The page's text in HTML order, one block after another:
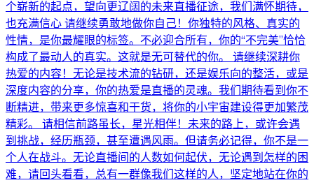
个崭新的起点，望向更辽阔的未来直播征途，我们满怀期待，
也充满信心 请继续勇敢地做你自己！你独特的风格、真实的
性情，是你最耀眼的标签。不必迎合所有，你的“不完美”恰恰
构成了最动人的真实。这就是无可替代的你。 请继续深耕你
热爱的内容！无论是技术流的钻研，还是娱乐向的整活，或是
深度内容的分享，你的热爱是直播的灵魂。我们期待看到你不
断精进，带来更多惊喜和干货，将你的小宇宙建设得更加繁茂
精彩。 请相信前路虽长，星光相伴！未来的路上，或许会遇
到挑战，经历瓶颈，甚至遭遇风雨。但请务必记得，你不是一
个人在战斗。无论直播间的人数如何起伏，无论遇到怎样的困
难，请回头看看，总有一群像我们这样的人，坚定地站在你的